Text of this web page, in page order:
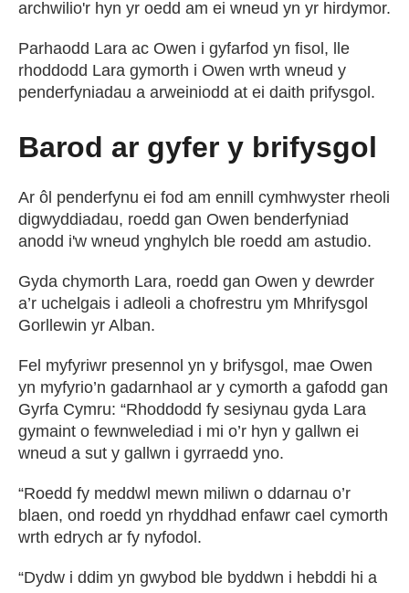
archwilio'r hyn yr oedd am ei wneud yn yr hirdymor.
Parhaodd Lara ac Owen i gyfarfod yn fisol, lle
rhoddodd Lara gymorth i Owen wrth wneud y
penderfyniadau a arweiniodd at ei daith prifysgol.
Barod ar gyfer y brifysgol
Ar ôl penderfynu ei fod am ennill cymhwyster rheoli
digwyddiadau, roedd gan Owen benderfyniad
anodd i'w wneud ynghylch ble roedd am astudio.
Gyda chymorth Lara, roedd gan Owen y dewrder
a’r uchelgais i adleoli a chofrestru ym Mhrifysgol
Gorllewin yr Alban.
Fel myfyriwr presennol yn y brifysgol, mae Owen
yn myfyrio’n gadarnhaol ar y cymorth a gafodd gan
Gyrfa Cymru: “Rhoddodd fy sesiynau gyda Lara
gymaint o fewnwelediad i mi o’r hyn y gallwn ei
wneud a sut y gallwn i gyrraedd yno.
“Roedd fy meddwl mewn miliwn o ddarnau o’r
blaen, ond roedd yn rhyddhad enfawr cael cymorth
wrth edrych ar fy nyfodol.
“Dydw i ddim yn gwybod ble byddwn i hebddi hi a